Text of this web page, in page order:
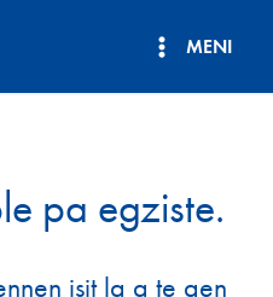
MENI
pa egziste.
isit la a te gen